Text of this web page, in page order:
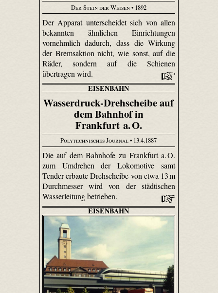
Der Stein der Weisen• 1892
Der Apparat unterscheidet sich von allen
bekannten ähnlichen Einrichtungen
vornehmlich dadurch, dass die Wirkung
der Bremsaktion nicht, wie sonst, auf die
Räder, sondern auf die Schienen
übertragen wird.
EISENBAHN
Wasserdruck-Drehscheibe auf
dem Bahnhof in
Frankfurt a. O.
Polytechnisches Journal• 13.4.1887
Die auf dem Bahnhofe zu Frankfurt a. O.
zum Umdrehen der Lokomotive samt
Tender erbaute Drehscheibe von etwa 13 m
Durchmesser wird von der städtischen
Wasserleitung betrieben.
EISENBAHN